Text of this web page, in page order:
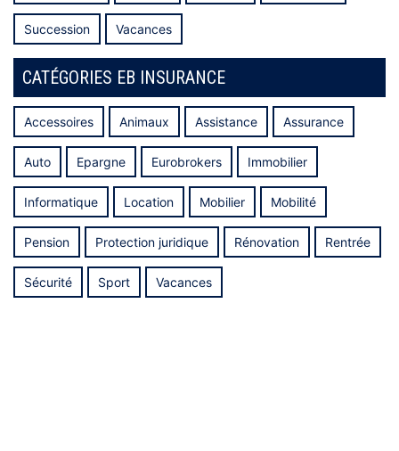
Succession Vacances
CATÉGORIES EB INSURANCE
Accessoires Animaux Assistance Assurance
Auto Epargne Eurobrokers Immobilier
Informatique Location Mobilier Mobilité
Pension Protection juridique Rénovation Rentrée
Sécurité Sport Vacances